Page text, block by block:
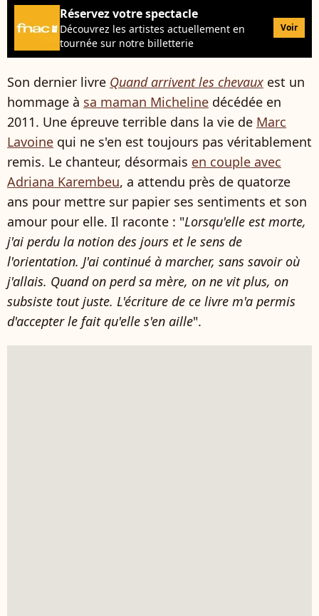
Réservez votre spectacle
Découvrez les artistes actuellement en
tournée sur notre billetterie
Voir
Son dernier livre Quand arrivent les chevaux est un
hommage à sa maman Micheline décédée en
2011. Une épreuve terrible dans la vie de Marc
Lavoine qui ne s'en est toujours pas véritablement
remis. Le chanteur, désormais en couple avec
Adriana Karembeu, a attendu près de quatorze
ans pour mettre sur papier ses sentiments et son
amour pour elle. Il raconte : "Lorsqu'elle est morte,
j'ai perdu la notion des jours et le sens de
l'orientation. J'ai continué à marcher, sans savoir où
j'allais. Quand on perd sa mère, on ne vit plus, on
subsiste tout juste. L'écriture de ce livre m'a permis
d'accepter le fait qu'elle s'en aille".